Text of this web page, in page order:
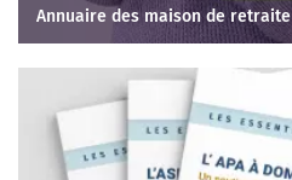
Annuaire des maison de retraite